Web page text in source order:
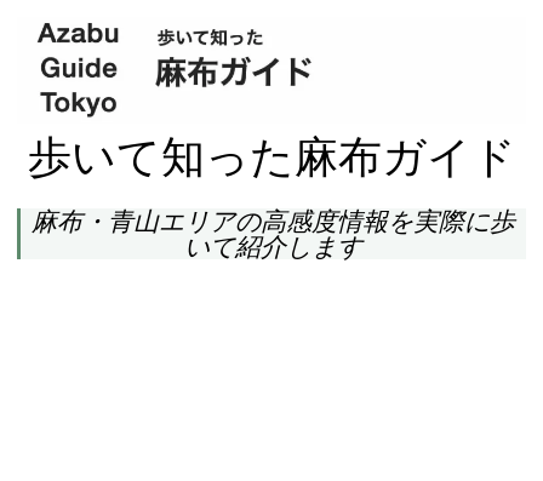
歩いて知った麻布ガイド
麻布・青山エリアの高感度情報を実際に歩
いて紹介します